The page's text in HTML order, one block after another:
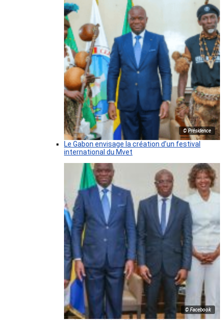
© Présidence
Le Gabon envisage la création d’un festival
international du Mvet
© Facebook